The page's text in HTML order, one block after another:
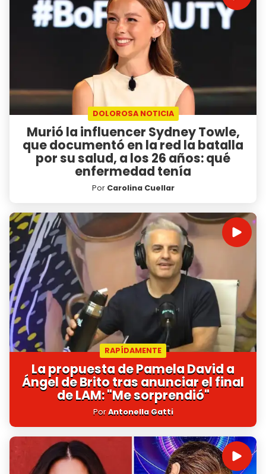
DOLOROSA NOTICIA
Murió la influencer Sydney Towle,
que documentó en la red la batalla
por su salud, a los 26 años: qué
enfermedad tenía
Por Carolina Cuellar
RAPÍDAMENTE
La propuesta de Pamela David a
Ángel de Brito tras anunciar el final
de LAM: "Me sorprendió"
PorAntonella Gatti